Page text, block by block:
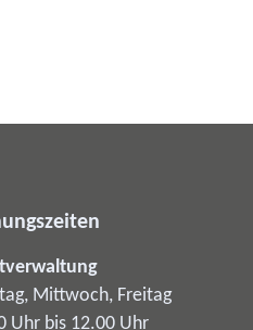
Mittwoch, Freitag
Uhr bis 12.00 Uhr